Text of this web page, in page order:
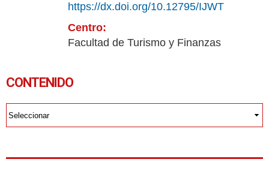
https://dx.doi.org/10.12795/IJWT
Centro:
Facultad de Turismo y Finanzas
CONTENIDO